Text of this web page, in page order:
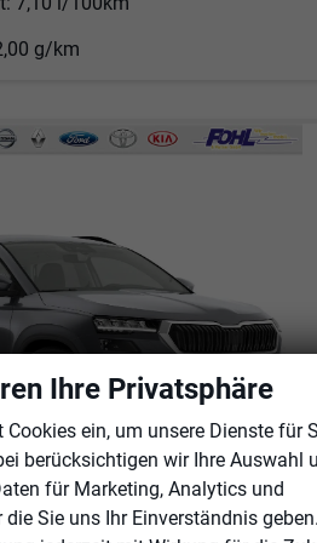
g/km
Selection 1.5 TSI DSG Android Auto*SHZ*Kamera*PDC v/h*Klimaauto*SUNSET*LED
Ihre Privatsphäre
Cookies ein, um unsere Dienste für
berücksichtigen wir Ihre Auswahl
für Marketing, Analytics und
Sie uns Ihr Einverständnis